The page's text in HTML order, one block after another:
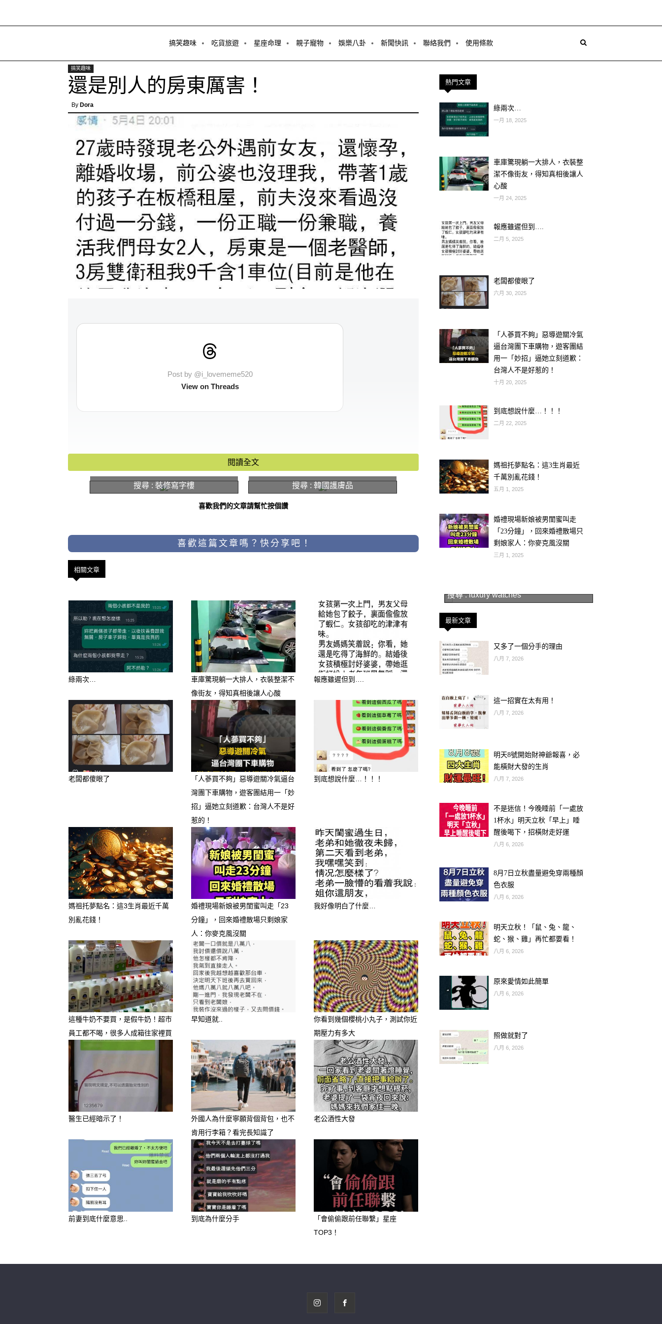
搞笑趣味 吃貨旅遊 星座命理 親子寵物 娛樂八卦 新聞快訊 聯絡我們 使用條款
搞笑趣味
還是別人的房東厲害！
By Dora
Post by @i_lovememe520
View on Threads
歡迎來下水道觀看更多都市傳說👉https://lihi3.cc/c5H8h
閱讀全文
搜尋 : 裝修寫字樓 搜尋 : 韓國護膚品
喜歡我們的文章請幫忙按個讚
喜歡這篇文章嗎？快分享吧！
相關文章
綠兩次…
車庫驚現躺一大排人，衣裝整潔不
像街友，得知真相後讓人心酸
報應雖遲但到….
老闆都傻眼了
「人蔘買不夠」惡導遊關冷氣逼台
灣團下車購物，遊客團結用一「妙
招」逼她立刻道歉：台灣人不是好
惹的！
到底想說什麼…！！！
媽祖托夢點名：這3生肖最近千萬
別亂花錢！
婚禮現場新娘被男閨蜜叫走「23
分鐘」，回來婚禮散場只剩娘家
人：你麥克風沒關
我好像明白了什麼…
這種牛奶不要買，是假牛奶！超市
員工都不喝，很多人成箱往家裡買
早知道就..
你看到幾個櫻桃小丸子，測試你近
期壓力有多大
醫生已經暗示了！
外國人為什麼寧願背個背包，也不
肯用行李箱？看完長知識了
老公酒性大發
前妻到底什麼意思.. 到底為什麼分手
「會偷偷跟前任聯繫」星座
TOP3！
熱門文章
綠兩次…
一月 18, 2025
車庫驚現躺一大排人，衣裝整
潔不像街友，得知真相後讓人
心酸
一月 24, 2025
報應雖遲但到….
二月 5, 2025
老闆都傻眼了
六月 30, 2025
「人蔘買不夠」惡導遊關冷氣
逼台灣團下車購物，遊客團結
用一「妙招」逼她立刻道歉：
台灣人不是好惹的！
十月 20, 2025
到底想說什麼…！！！
二月 22, 2025
媽祖托夢點名：這3生肖最近
千萬別亂花錢！
五月 1, 2025
婚禮現場新娘被男閨蜜叫走
「23分鐘」，回來婚禮散場只
剩娘家人：你麥克風沒關
三月 1, 2025
搜尋 : luxury watches
最新文章
又多了一個分手的理由
八月 7, 2026
這一招實在太有用！
八月 7, 2026
明天8號開始財神爺報喜，必
能橫財大發的生肖
八月 7, 2026
不是迷信！今晚睡前「一處放
1杯水」明天立秋「早上」睡
醒後喝下，招橫財走好運
八月 6, 2026
8月7日立秋盡量避免穿兩種顏
色衣服
八月 6, 2026
明天立秋！「鼠、兔、龍、
蛇、猴、雞」再忙都要看！
八月 6, 2026
原來愛情如此簡單
八月 6, 2026
照做就對了
八月 6, 2026